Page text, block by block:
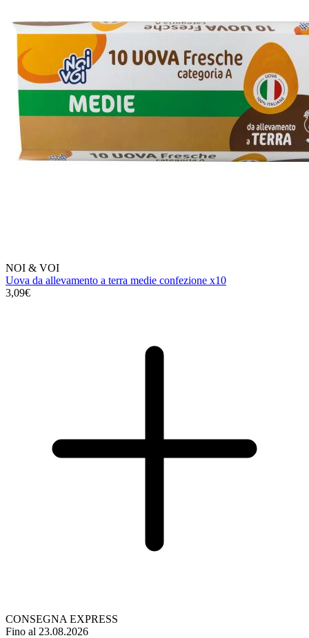
NOI & VOI
Uova da allevamento a terra medie confezione x10
3,09€
CONSEGNA EXPRESS
Fino al 23.08.2026